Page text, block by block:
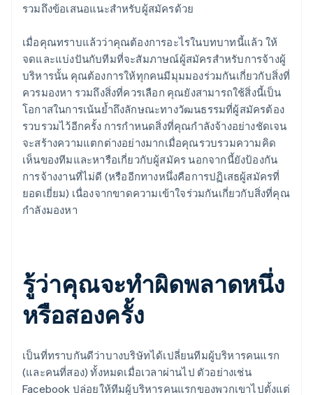
รวมถึงข้อเสนอแนะสำหรับผู้สมัครด้วย
เมื่อคุณทราบแล้วว่าคุณต้องการอะไรในบทบาทนี้แล้ว ให้
จดและแบ่งปันกับทีมที่จะสัมภาษณ์ผู้สมัครสําหรับการจ้างผู้
บริหารนั้น คุณต้องการให้ทุกคนมีมุมมองร่วมกันเกี่ยวกับสิ่งที่
ควรมองหา รวมถึงสิ่งที่ควรเลือก คุณยังสามารถใช้สิ่งนี้เป็น
โอกาสในการเน้นย้ำถึงลักษณะทางวัฒนธรรมที่ผู้สมัครต้อง
รวบรวมไว้อีกครั้ง การกําหนดสิ่งที่คุณกําลังจ้างอย่างชัดเจน
จะสร้างความแตกต่างอย่างมากเมื่อคุณรวบรวมความคิด
เห็นของทีมและหารือเกี่ยวกับผู้สมัคร นอกจากนี้ยังป้องกัน
การจ้างงานที่ไม่ดี (หรืออีกทางหนึ่งคือการปฏิเสธผู้สมัครที่
ยอดเยี่ยม) เนื่องจากขาดความเข้าใจร่วมกันเกี่ยวกับสิ่งที่คุณ
กําลังมองหา
รู้ว่าคุณจะทําผิดพลาดหนึ่ง
หรือสองครั้ง
เป็นที่ทราบกันดีว่าบางบริษัทได้เปลี่ยนทีมผู้บริหารคนแรก
(และคนที่สอง) ทั้งหมดเมื่อเวลาผ่านไป ตัวอย่างเช่น
Facebook ปล่อยให้ทีมผู้บริหารคนแรกของพวกเขาไปตั้งแต่
กรีซ
English
เขตบริหารพิเศษฮ่องกง ประเทศจีน
English
แคนาดา
EnglishFrançais
โครเอเชีย
English Italiano
ญี่ปุ่น
日本語English
เดนมาร์ก
English
ไทย English
นอร์เวย์
English